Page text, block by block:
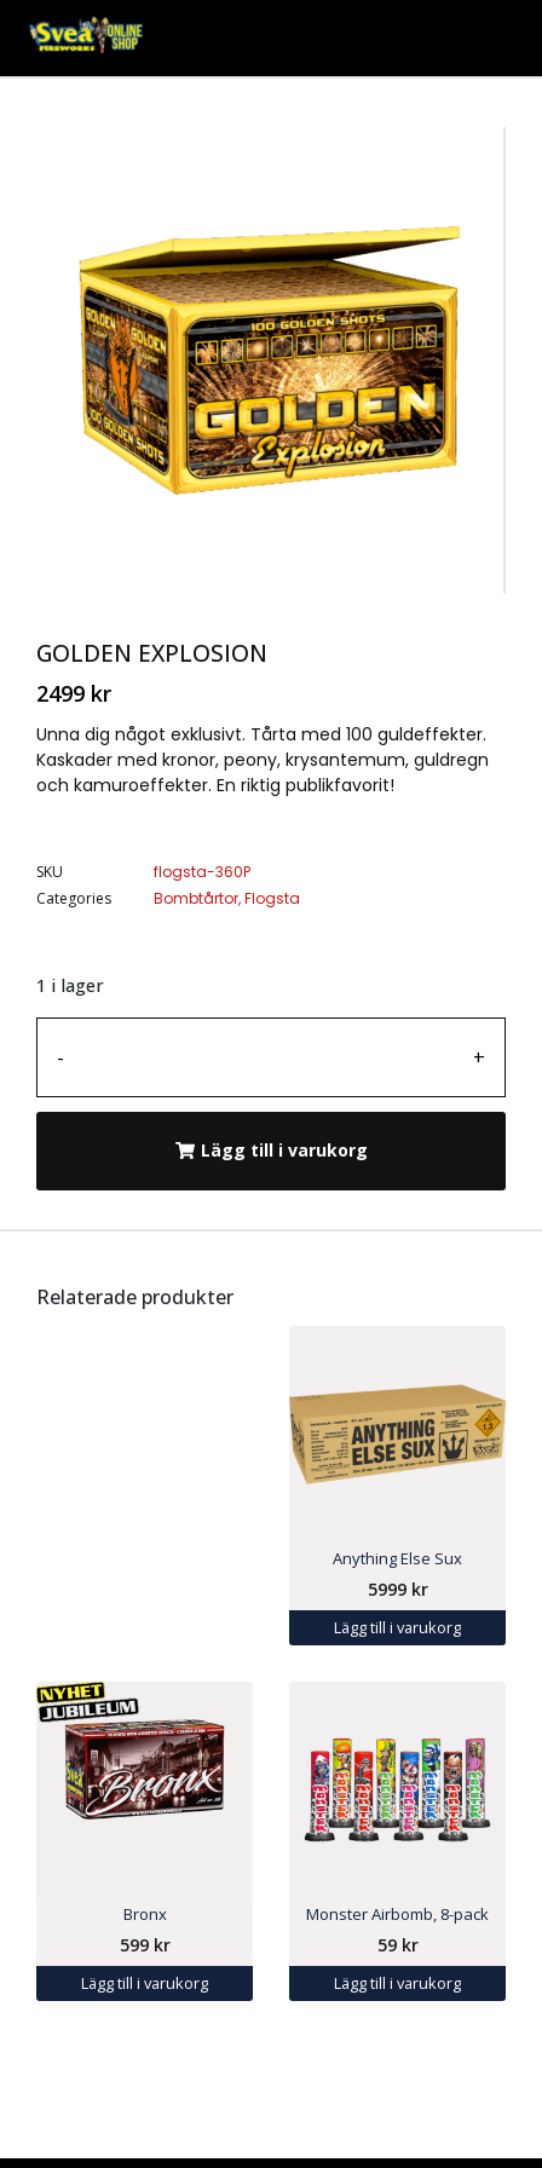
GOLDEN EXPLOSION
2499 kr
Unna dig något exklusivt. Tårta med 100 guldeffekter.
Kaskader med kronor, peony, krysantemum, guldregn
och kamuroeffekter. En riktig publikfavorit!
SKU
flogsta-360P
Categories
Bombtårtor,Flogsta
1 i lager
- +
Lägg till i varukorg
Relaterade produkter
Anything Else Sux
5999 kr
Lägg till i varukorg
Bronx
599 kr
Lägg till i varukorg
Monster Airbomb, 8-pack
59 kr
Lägg till i varukorg